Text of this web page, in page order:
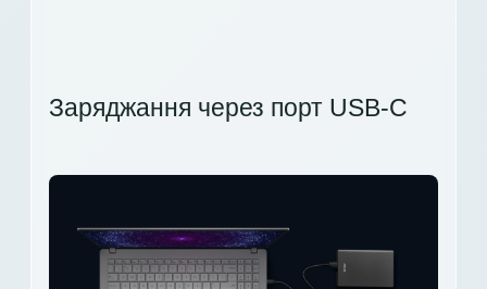
Заряджання через порт USB-C